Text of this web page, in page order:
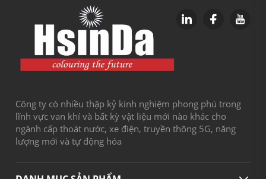
Công ty có nhiều thập kỷ kinh nghiệm phong phú trong
lĩnh vực van khí và bất kỳ vật liệu mới nào khác cho
ngành cấp thoát nước, xe điện, truyền thông 5G, năng
lượng mới và tự động hóa